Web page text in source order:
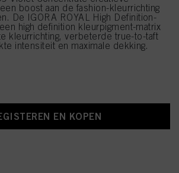
boost aan de fashion-kleurrichting
De IGORA ROYAL High Definition-
high definition kleurpigment-matrix
kleurrichting, verbeterde true-to-taft
intensiteit en maximale dekking.
EN KOPEN